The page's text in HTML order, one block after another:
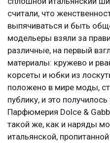
считали, что
выпячиваться и быть
модельеры взяли за
различные, на первый
материалы: кружево и
корсеты и юбки из
положено в мире моды,
публику, и это
Парфюмерия Dolce &
такой же, как и наряды
итальянской,